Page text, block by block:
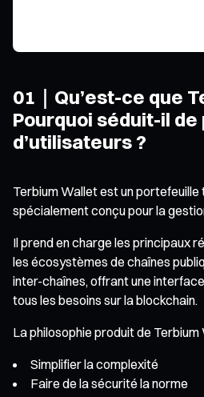
01｜Qu’est-ce que
Pourquoi séduit-il de
d’utilisateurs ?
Terbium Wallet est un
spécialement conçu pour la
Il prend en charge les principaux
les écosystèmes de chaînes
inter-chaînes, offrant une
tous les besoins sur la blockchain.
La philosophie produit de
Simplifier la complexité
Faire de la sécurité la norme